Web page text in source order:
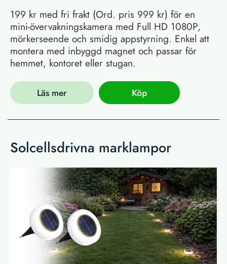
199 kr med fri frakt (Ord. pris 999 kr) för en
mini-övervakningskamera med Full HD 1080P,
mörkerseende och smidig appstyrning. Enkel att
montera med inbyggd magnet och passar för
hemmet, kontoret eller stugan.
Läs mer Köp
Solcellsdrivna marklampor